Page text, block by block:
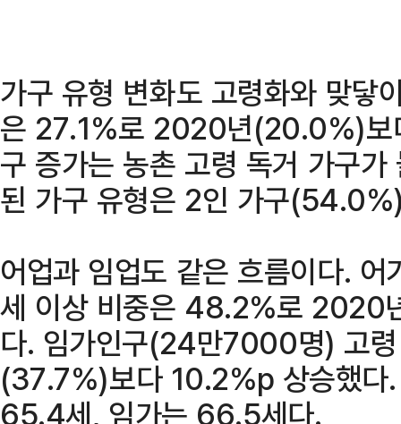
가구 유형 변화도 고령화와 맞닿
은 27.1%로 2020년(20.0%)보
구 증가는 농촌 고령 독거 가구
된 가구 유형은 2인 가구
어업과 임업도 같은 흐름이다.
세 이상 비중은 48.2%로 2020
다. 임가인구(24만7000명) 고
(37.7%)보다 10.2%p 상승했다.
65.4세, 임가는 66.5세다.